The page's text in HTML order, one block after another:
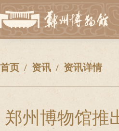
首页 资讯 资讯详情
郑州博物馆推